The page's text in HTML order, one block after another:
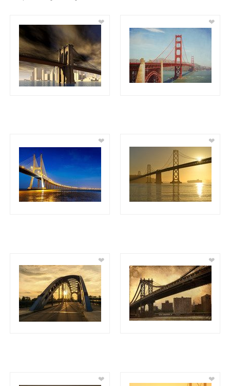
❤ ❤
❤ ❤
❤ ❤
❤ ❤